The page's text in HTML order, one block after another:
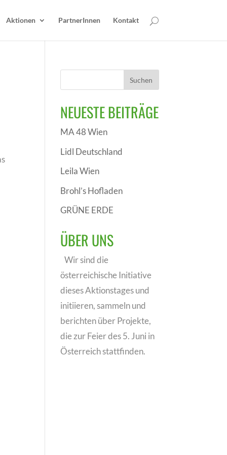
Aktionen PartnerInnen Kontakt
NEUESTE BEITRÄGE
MA 48 Wien
Lidl Deutschland
Leila Wien
Brohl’s Hofladen
GRÜNE ERDE
ÜBER UNS
Wir sind die
österreichische Initiative
dieses Aktionstages und
initiieren, sammeln und
berichten über Projekte,
die zur Feier des 5. Juni in
Österreich stattfinden.